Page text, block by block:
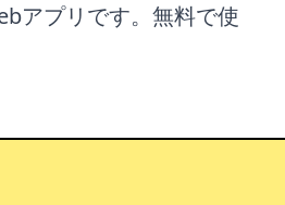
アプリです。無料で使